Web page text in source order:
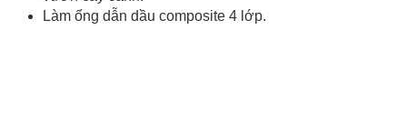
Làm ống dẫn dầu composite 4 lớp.